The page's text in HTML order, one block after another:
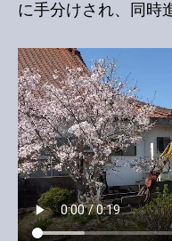
に手分けされ、同時